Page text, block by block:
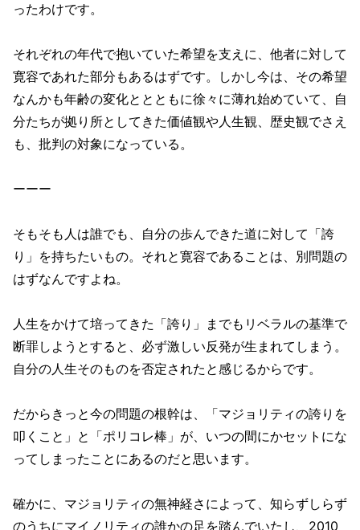
ったわけです。
それぞれの年代で抱いていた希望を支えに、他者に対して
寛容であれた部分もあるはずです。しかし今は、その希望
なんかも年齢の変化ととともに徐々に薄れ始めていて、自
分たちが拠り所としてきた価値観や人生観、歴史観でさえ
も、批判の対象になっている。
ーーー
そもそも人は誰でも、自分の歩んできた道に対して「誇
り」を持ちたいもの。それと寛容であることは、別問題の
はずなんですよね。
人生をかけて培ってきた「誇り」までもリベラルの基準で
断罪しようとすると、必ず激しい反発が生まれてしまう。
自分の人生そのものを否定されたと感じるからです。
だからきっと今の問題の根幹は、「マジョリティの誇りを
叩くこと」と「ポリコレ棒」が、いつの間にかセットにな
ってしまったことにあるのだと思います。
確かに、マジョリティの無神経さによって、知らずしらず
のうちにマイノリティの誰かの足を踏んでいたし、2010